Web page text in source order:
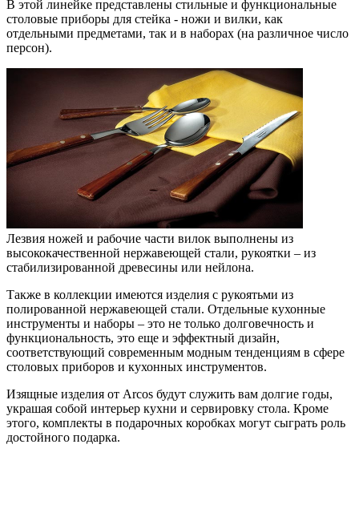
В этой линейке представлены стильные и функциональные
столовые приборы для стейка - ножи и вилки, как
отдельными предметами, так и в наборах (на различное число
персон).
Лезвия ножей и рабочие части вилок выполнены из
высококачественной нержавеющей стали, рукоятки – из
стабилизированной древесины или нейлона.
Также в коллекции имеются изделия с рукоятьми из
полированной нержавеющей стали. Отдельные кухонные
инструменты и наборы – это не только долговечность и
функциональность, это еще и эффектный дизайн,
соответствующий современным модным тенденциям в сфере
столовых приборов и кухонных инструментов.
Изящные изделия от Arcos будут служить вам долгие годы,
украшая собой интерьер кухни и сервировку стола. Кроме
этого, комплекты в подарочных коробках могут сыграть роль
достойного подарка.